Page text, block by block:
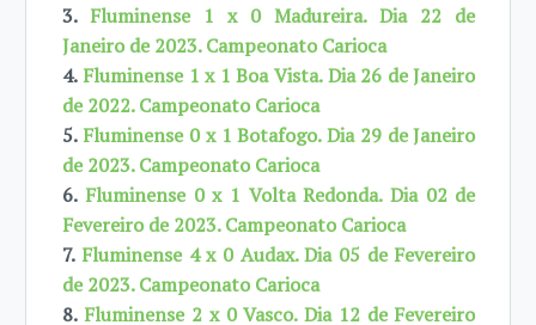
3. Fluminense 1 x 0 Madureira. Dia 22 de
Janeiro de 2023. Campeonato Carioca
4. Fluminense 1 x 1 Boa Vista. Dia 26 de Janeiro
de 2022. Campeonato Carioca
5. Fluminense 0 x 1 Botafogo. Dia 29 de Janeiro
de 2023. Campeonato Carioca
6. Fluminense 0 x 1 Volta Redonda. Dia 02 de
Fevereiro de 2023. Campeonato Carioca
7. Fluminense 4 x 0 Audax. Dia 05 de Fevereiro
de 2023. Campeonato Carioca
8. Fluminense 2 x 0 Vasco. Dia 12 de Fevereiro